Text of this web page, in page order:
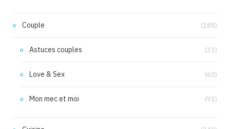
Couple (188)
Astuces couples (33)
Love & Sex (60)
Mon mec et moi (91)